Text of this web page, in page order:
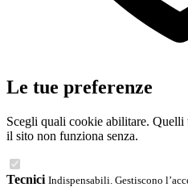
Le tue preferenze
Scegli quali cookie abilitare. Quelli
il sito non funziona senza.
Tecnici Indispensabili. Gestiscono